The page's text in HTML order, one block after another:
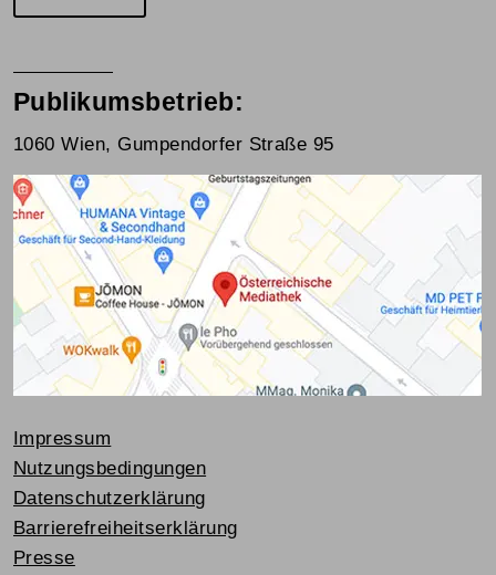
Publikumsbetrieb:
1060 Wien, Gumpendorfer Straße 95
Impressum
Nutzungsbedingungen
Datenschutzerklärung
Barrierefreiheitserklärung
Presse